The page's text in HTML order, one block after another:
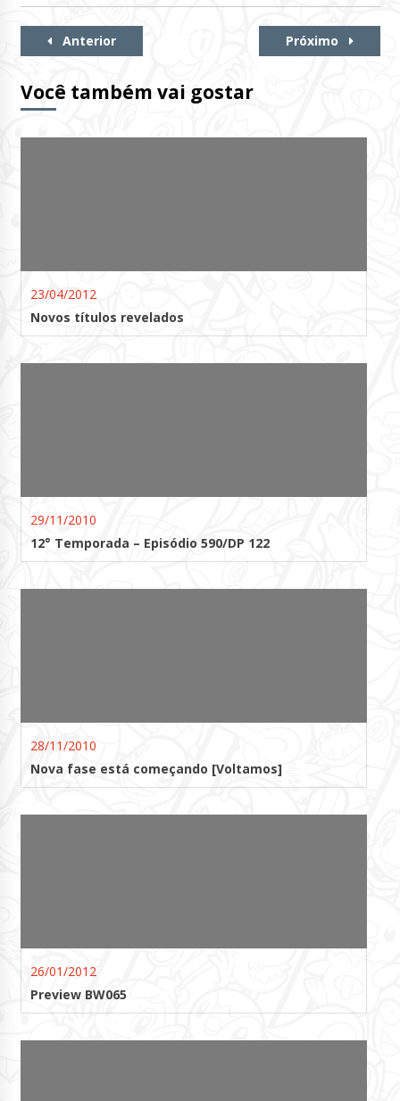
Continue
Anterior Próximo
Você também vai gostar
23/04/2012
Novos títulos revelados
29/11/2010
12° Temporada – Episódio 590/DP 122
28/11/2010
Nova fase está começando [Voltamos]
26/01/2012
Preview BW065